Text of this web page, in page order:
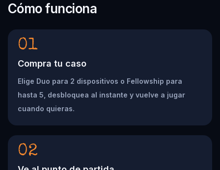
Cómo funciona
01
Compra tu caso
Elige Duo para 2 dispositivos o Fellowship para
hasta 5, desbloquea al instante y vuelve a jugar
cuando quieras.
02